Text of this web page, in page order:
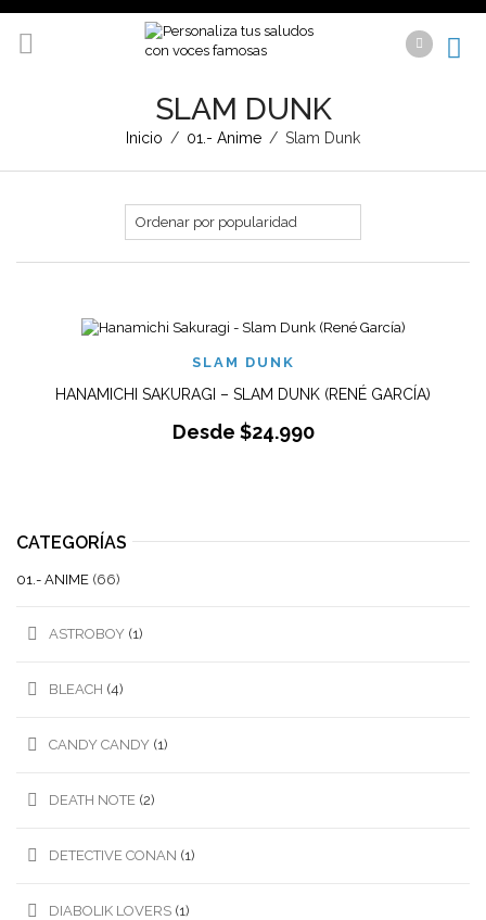
SLAM DUNK
Inicio / 01.- Anime / Slam Dunk
SLAM DUNK
HANAMICHI SAKURAGI – SLAM DUNK (RENÉ GARCÍA)
Desde $24.990
CATEGORÍAS
01.- ANIME (66)
ASTROBOY (1)
BLEACH (4)
CANDY CANDY (1)
DEATH NOTE (2)
DETECTIVE CONAN (1)
DIABOLIK LOVERS (1)